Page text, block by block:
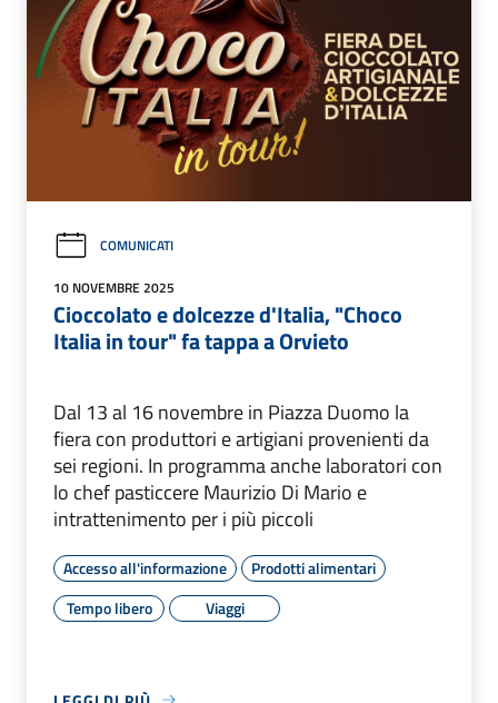
COMUNICATI
10 NOVEMBRE 2025
Cioccolato e dolcezze d'Italia, "Choco
Italia in tour" fa tappa a Orvieto
Dal 13 al 16 novembre in Piazza Duomo la
fiera con produttori e artigiani provenienti da
sei regioni. In programma anche laboratori con
lo chef pasticcere Maurizio Di Mario e
intrattenimento per i più piccoli
Accesso all'informazione
Prodotti alimentari
Tempo libero
Viaggi